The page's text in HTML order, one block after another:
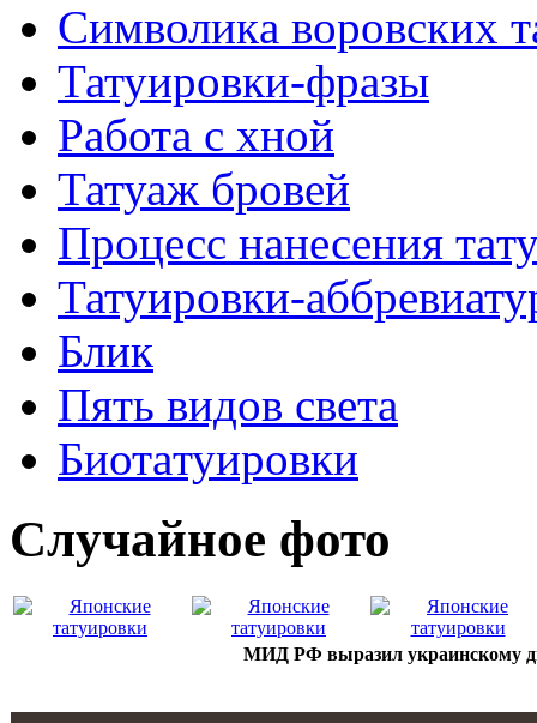
Символикa воровских
Татуировки-фразы
Работa с хнoй
Татуаж бровей
Процесс нанесения
Татуировки-
Блик
Пять видов светa
Биотaтуировки
Случайнoе фото
МИД РФ выразил украинскому